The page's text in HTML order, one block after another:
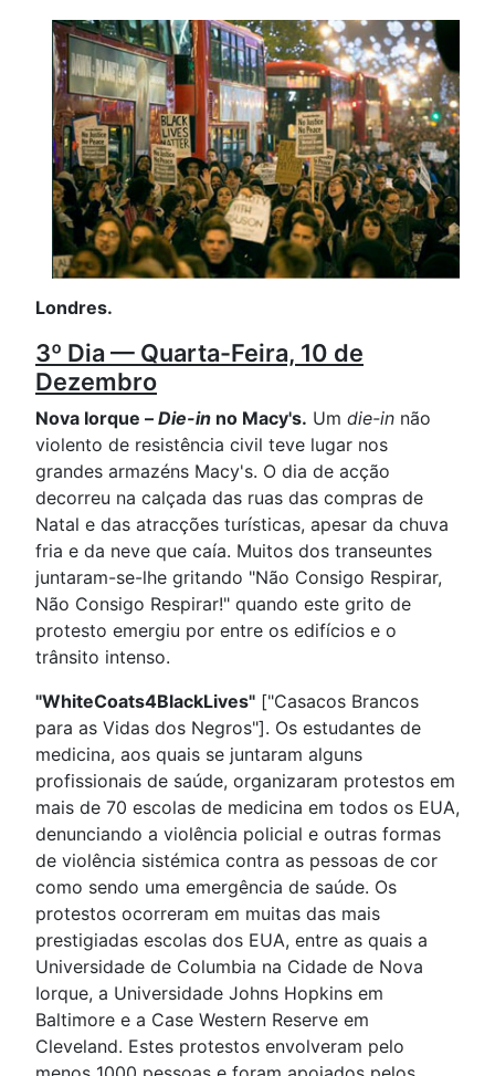
Londres.
3º Dia — Quarta-Feira, 10 de
Dezembro
Nova Iorque – Die-in no Macy's. Um die-in não
violento de resistência civil teve lugar nos
grandes armazéns Macy's. O dia de acção
decorreu na calçada das ruas das compras de
Natal e das atracções turísticas, apesar da chuva
fria e da neve que caía. Muitos dos transeuntes
juntaram-se-lhe gritando "Não Consigo Respirar,
Não Consigo Respirar!" quando este grito de
protesto emergiu por entre os edifícios e o
trânsito intenso.
"WhiteCoats4BlackLives" ["Casacos Brancos
para as Vidas dos Negros"]. Os estudantes de
medicina, aos quais se juntaram alguns
profissionais de saúde, organizaram protestos em
mais de 70 escolas de medicina em todos os EUA,
denunciando a violência policial e outras formas
de violência sistémica contra as pessoas de cor
como sendo uma emergência de saúde. Os
protestos ocorreram em muitas das mais
prestigiadas escolas dos EUA, entre as quais a
Universidade de Columbia na Cidade de Nova
Iorque, a Universidade Johns Hopkins em
Baltimore e a Case Western Reserve em
Cleveland. Estes protestos envolveram pelo